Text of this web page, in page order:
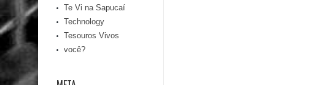
Te Vi na Sapucaí
Technology
Tesouros Vivos
você?